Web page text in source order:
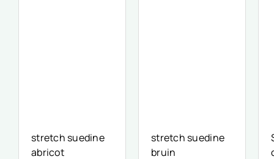
stretch suedine
abricot
stretch suedine
bruin